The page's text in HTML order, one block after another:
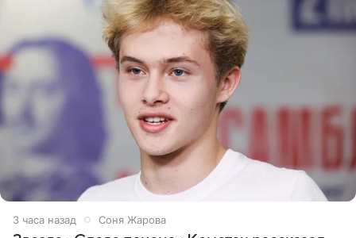
3 часа назад Соня Жарова